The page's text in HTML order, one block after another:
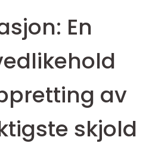
En
av
skjold